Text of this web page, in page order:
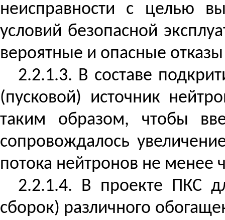
неисправности с целью
условий безопасной
вероятные и опасные
2.2.1.3. В составе
(пусковой) источник
таким образом, чтобы
сопровождалось
потока нейтронов не менее
2.2.1.4. В проекте ПКС
сборок) различного